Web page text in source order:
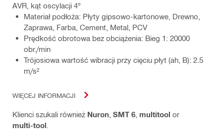
AVR, kąt oscylacji 4°
Materiał podłoża: Płyty gipsowo-kartonowe, Drewno,
Zaprawa, Farba, Cement, Metal, PCV
Prędkość obrotowa bez obciążenia: Bieg 1: 20000
obr./min
Trójosiowa wartość wibracji przy cięciu płyt (ah, B): 2.5
m/s²
WIĘCEJ INFORMACJI
Klienci szukali również Nuron SMT 6 multitool or
multi-tool